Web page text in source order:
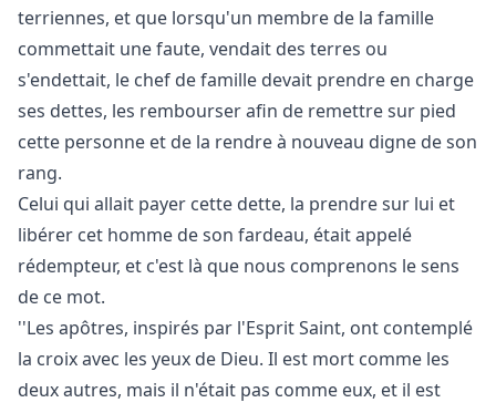
terriennes, et que lorsqu'un membre de la famille
commettait une faute, vendait des terres ou
s'endettait, le chef de famille devait prendre en charge
ses dettes, les rembourser afin de remettre sur pied
cette personne et de la rendre à nouveau digne de son
rang.
Celui qui allait payer cette dette, la prendre sur lui et
libérer cet homme de son fardeau, était appelé
rédempteur, et c'est là que nous comprenons le sens
de ce mot.
''Les apôtres, inspirés par l'Esprit Saint, ont contemplé
la croix avec les yeux de Dieu. Il est mort comme les
deux autres, mais il n'était pas comme eux, et il est